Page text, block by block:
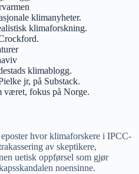
klimanyheter.
klimaforskning.
klimablogg.
jr, på Substack.
været, fokus på Norge.
hvor klimaforskere i IPCC-
av skeptikere,
uetisk oppførsel som gjør
noensinne.